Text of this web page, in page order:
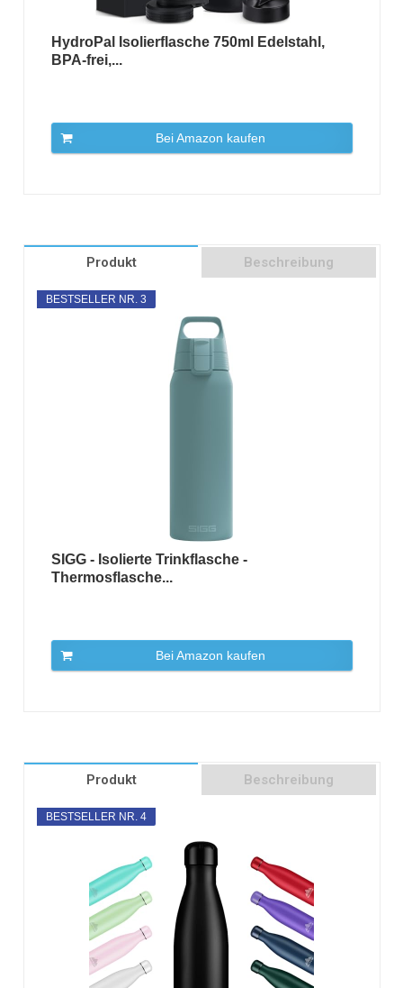
HydroPal Isolierflasche 750ml Edelstahl,
BPA-frei,...
Bei Amazon kaufen
Produkt Beschreibung
BESTSELLER NR. 3
SIGG - Isolierte Trinkflasche -
Thermosflasche...
Bei Amazon kaufen
Produkt Beschreibung
BESTSELLER NR. 4